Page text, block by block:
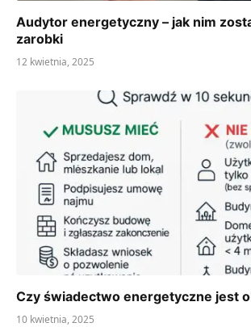
Audytor energetyczny – jak nim
zarobki
12 kwietnia, 2025
Czy świadectwo energetyczne jest
10 kwietnia, 2025